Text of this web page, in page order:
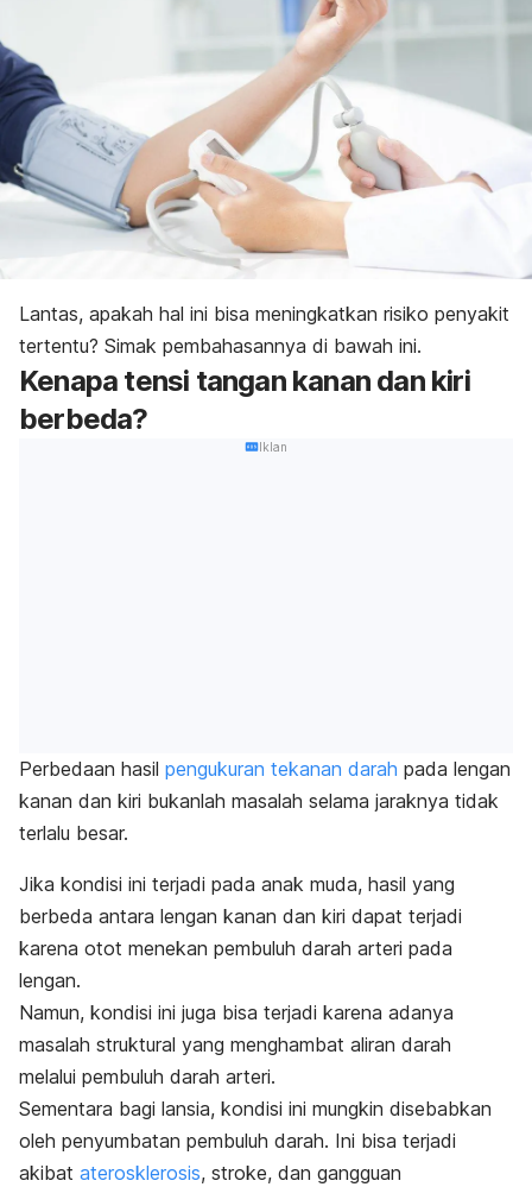
Lantas, apakah hal ini bisa meningkatkan risiko penyakit
tertentu? Simak pembahasannya di bawah ini.
Kenapa tensi tangan kanan dan kiri
berbeda?
Iklan
Perbedaan hasil pengukuran tekanan darah pada lengan
kanan dan kiri bukanlah masalah selama jaraknya tidak
terlalu besar.
Jika kondisi ini terjadi pada anak muda, hasil yang
berbeda antara lengan kanan dan kiri dapat terjadi
karena otot menekan pembuluh darah arteri pada
lengan.
Namun, kondisi ini juga bisa terjadi karena adanya
masalah struktural yang menghambat aliran darah
melalui pembuluh darah arteri.
Sementara bagi lansia, kondisi ini mungkin disebabkan
oleh penyumbatan pembuluh darah. Ini bisa terjadi
akibat aterosklerosis, stroke, dan gangguan